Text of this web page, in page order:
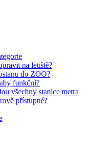
na letiště?
do ZOO?
funkční?
všechny stanice metra
přístupné?